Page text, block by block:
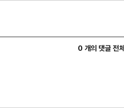
0 개의 댓글 전